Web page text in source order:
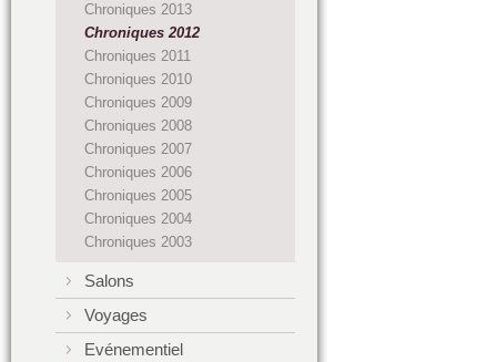
Chroniques 2013
Chroniques 2012
Chroniques 2011
Chroniques 2010
Chroniques 2009
Chroniques 2008
Chroniques 2007
Chroniques 2006
Chroniques 2005
Chroniques 2004
Chroniques 2003
Salons
Voyages
Evénementiel